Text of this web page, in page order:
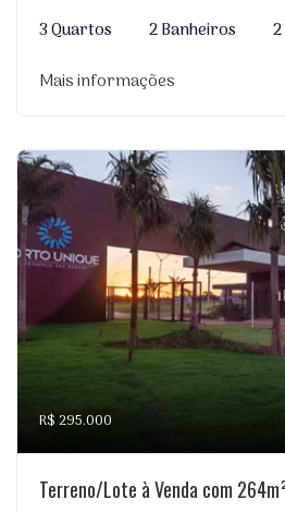
3 Quartos
2 Banheiros
Mais informações
R$ 295.000
Terreno/Lote à Venda com